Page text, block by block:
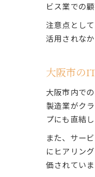
ビス業での
注意点とし
活用されな
大阪市の
大阪市内で
製造業がク
プにも直結し
また、サー
にヒアリン
価されていま